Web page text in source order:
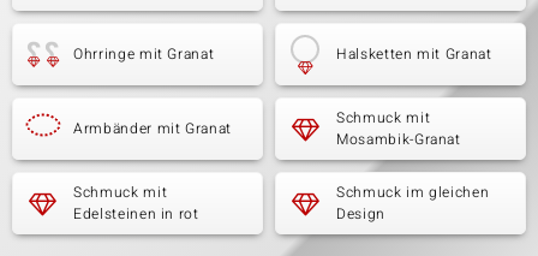
Ohrringe mit Granat Halsketten mit Granat
Armbänder mit Granat
Schmuck mit
Mosambik-Granat
Schmuck mit
Edelsteinen in rot
Schmuck im gleichen
Design